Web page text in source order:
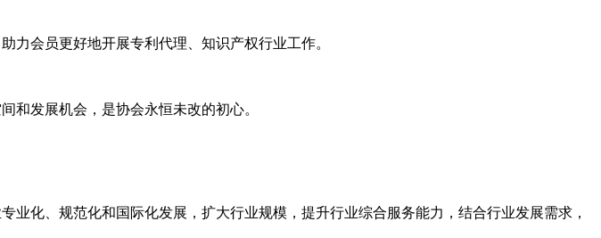
力会员更好地开展专利代理、知识产权行业工作。
和发展机会，是协会永恒未改的初心。
化、规范化和国际化发展，扩大行业规模，提升行业综合服务能力，结合行业发展需求，